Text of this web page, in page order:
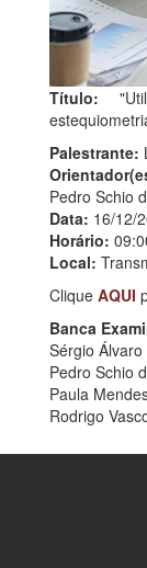
Título:
Palestrante:
Pedro Schio
Data: 16/12/
Horário:
Local:
Clique AQUI
Banca
Sérgio
Pedro Schio
Paula
Rodrigo